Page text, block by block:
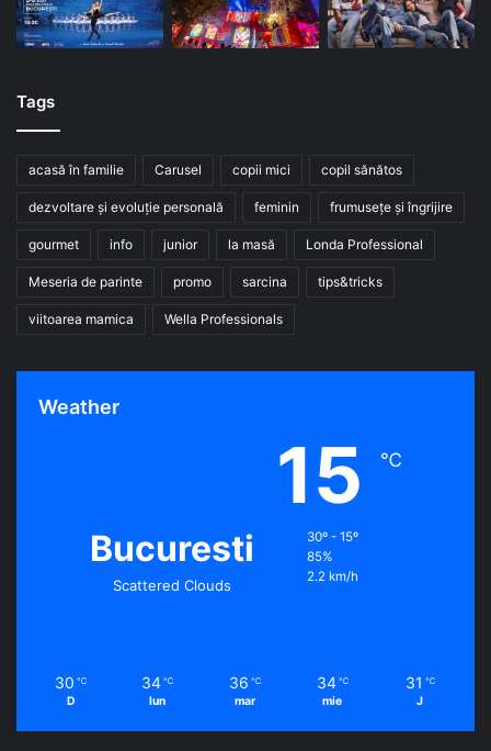
Tags
acasă în familie Carusel copii mici copil sănătos
dezvoltare și evoluție personală feminin frumusețe și îngrijire
gourmet info junior la masă Londa Professional
Meseria de parinte promo sarcina tips&tricks
viitoarea mamica Wella Professionals
Weather
Bucuresti
Scattered Clouds
15 ℃
30º - 15º
85%
2.2 km/h
30 ℃
D
34 ℃
lun
36 ℃
mar
34 ℃
mie
31 ℃
J